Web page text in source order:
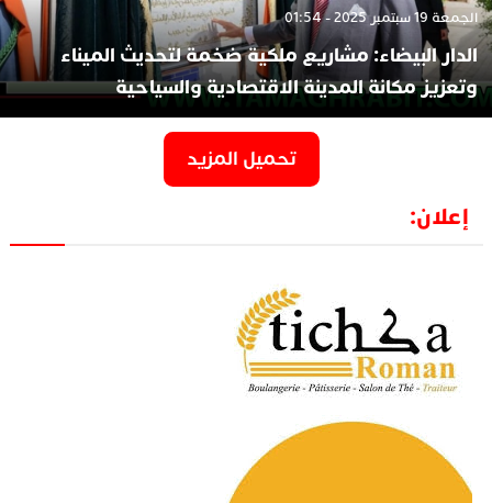
الجمعة 19 سبتمبر 2025 - 01:54
الدار البيضاء: مشاريع ملكية ضخمة لتحديث الميناء
وتعزيز مكانة المدينة الاقتصادية والسياحية
تحميل المزيد
إعلان: